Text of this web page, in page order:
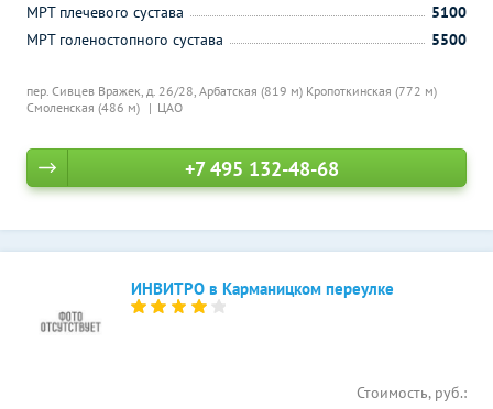
пер. Сивцев Вражек, д. 26/28, Арбатская (819 м) Кропоткинская (772 м)
Смоленская (486 м)
ЦАО
МРТ плечевого сустава
5100
МРТ голеностопного сустава
5500
+7 495 132-48-68
ИНВИТРО в Карманицком переулке
Стоимость, руб.: